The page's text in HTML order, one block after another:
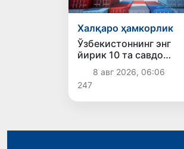
Халқаро ҳамкорлик
Ўзбекистоннинг энг
йирик 10 та савдо
ҳамкори: Хитой — 9,5
млрд, Россия — 7 млрд
доллар
8 авг 2026, 06:06
247